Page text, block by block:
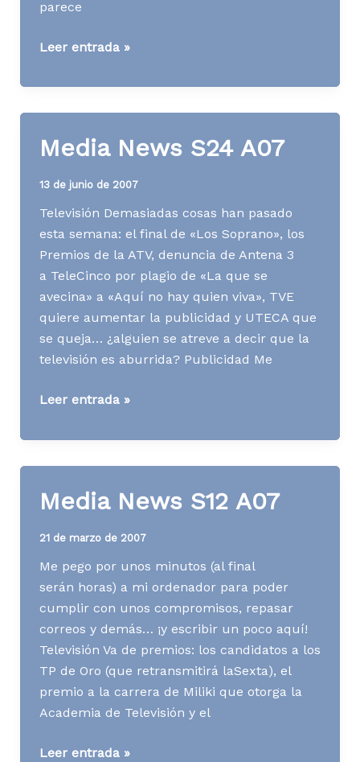
parece
Media
S47
Leer entrada »
Media News S24 A07
13 de junio de 2007
Televisión Demasiadas cosas han pasado
esta semana: el final de «Los Soprano», los
Premios de la ATV, denuncia de Antena 3
a TeleCinco por plagio de «La que se
avecina» a «Aquí no hay quien viva», TVE
quiere aumentar la publicidad y UTECA que
se queja… ¿alguien se atreve a decir que la
televisión es aburrida? Publicidad Me
Media
S24
Leer entrada »
Media News S12 A07
21 de marzo de 2007
Me pego por unos minutos (al final
serán horas) a mi ordenador para poder
cumplir con unos compromisos, repasar
correos y demás… ¡y escribir un poco aquí!
Televisión Va de premios: los candidatos a los
TP de Oro (que retransmitirá laSexta), el
premio a la carrera de Miliki que otorga la
Academia de Televisión y el
Media
Leer entrada »